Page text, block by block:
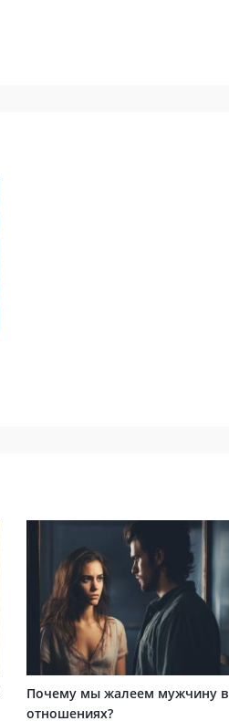
Почему мы жалеем мужчину в
отношениях?